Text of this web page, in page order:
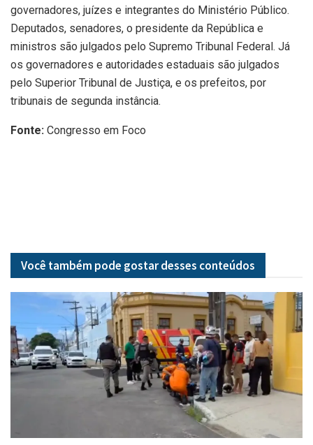
governadores, juízes e integrantes do Ministério Público.
Deputados, senadores, o presidente da República e
ministros são julgados pelo Supremo Tribunal Federal. Já
os governadores e autoridades estaduais são julgados
pelo Superior Tribunal de Justiça, e os prefeitos, por
tribunais de segunda instância.
Fonte: Congresso em Foco
Você também pode gostar desses conteúdos